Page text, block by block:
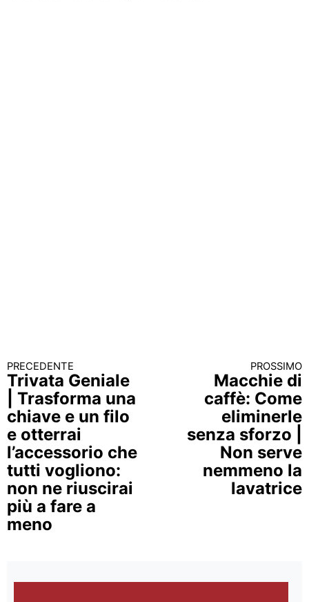
Continua a leggere
PRECEDENTE
Trivata Geniale
| Trasforma una
chiave e un filo
e otterrai
l’accessorio che
tutti vogliono:
non ne riuscirai
più a fare a
meno
PROSSIMO
Macchie di
caffè: Come
eliminerle
senza sforzo |
Non serve
nemmeno la
lavatrice